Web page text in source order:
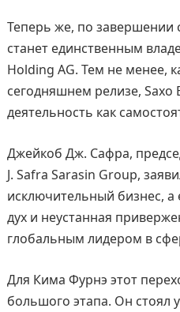
Теперь же, по завершении
станет единственным
Holding AG. Тем не менее,
сегодняшнем релизе,
деятельность как
Джейкоб Дж. Сафра,
J. Safra Sarasin Group,
исключительный бизнес,
дух и неустанная
глобальным лидером в
Для Кима Фурнэ этот
большого этапа. Он стоял